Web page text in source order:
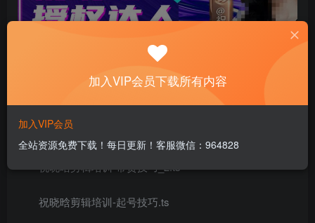
课程目录：
祝晓晗剪辑培训-带货技巧_2.ts
祝晓晗剪辑培训-起号技巧.ts
加入VIP会员下载所有内容
加入VIP会员
全站资源免费下载！每日更新！客服微信：964828